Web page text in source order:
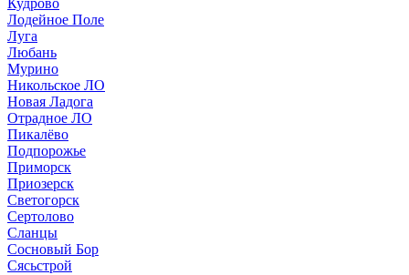
Кудрово
Лодейное Поле
Луга
Любань
Мурино
Никольское ЛО
Новая Ладога
Отрадное ЛО
Пикалёво
Подпорожье
Приморск
Приозерск
Светогорск
Сертолово
Сланцы
Сосновый Бор
Сясьстрой